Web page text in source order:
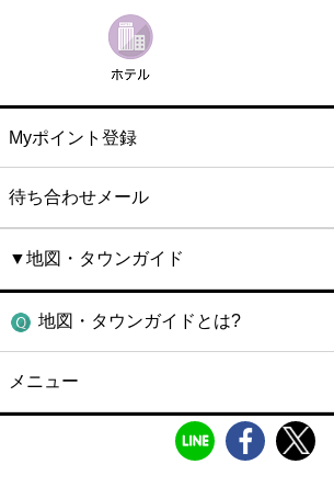
Myポイント登録
待ち合わせメール
▼地図・タウンガイド
地図・タウンガイドとは?
メニュー